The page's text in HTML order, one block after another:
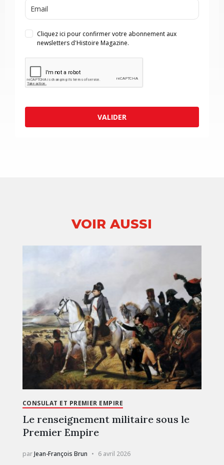
Cliquez ici pour confirmer votre abonnement aux
newsletters d'Histoire Magazine.
VALIDER
VOIR AUSSI
CONSULAT ET PREMIER EMPIRE
Le renseignement militaire sous le
Premier Empire
parJean-François Brun 6 avril 2026